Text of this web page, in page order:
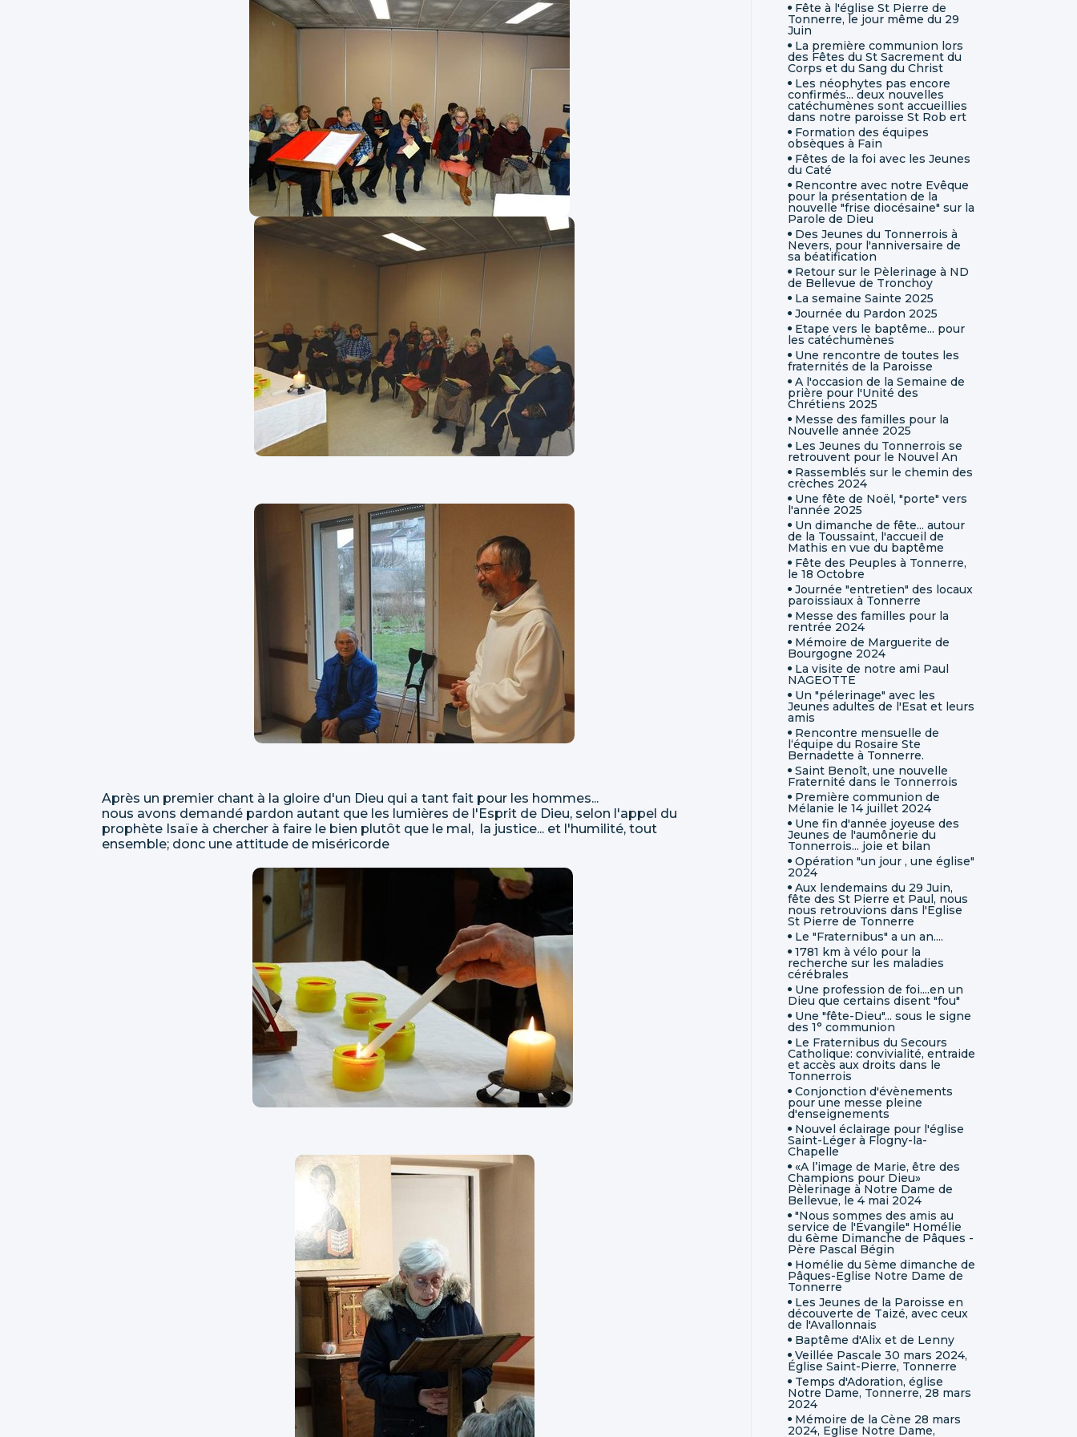
Après un premier chant à la gloire d'un Dieu qui a tant fait pour les hommes...
nous avons demandé pardon autant que les lumières de l'Esprit de Dieu, selon l'appel du
prophète Isaïe à chercher à faire le bien plutôt que le mal, la justice... et l'humilité, tout
ensemble; donc une attitude de miséricorde
Fête à l'église St Pierre de
Tonnerre, le jour même du 29
Juin
La première communion lors
des Fêtes du St Sacrement du
Corps et du Sang du Christ
Les néophytes pas encore
confirmés... deux nouvelles
catéchumènes sont accueillies
dans notre paroisse St Rob ert
Formation des équipes
obsèques à Fain
Fêtes de la foi avec les Jeunes
du Caté
Rencontre avec notre Evêque
pour la présentation de la
nouvelle "frise diocésaine" sur la
Parole de Dieu
Des Jeunes du Tonnerrois à
Nevers, pour l'anniversaire de
sa béatification
Retour sur le Pèlerinage à ND
de Bellevue de Tronchoy
La semaine Sainte 2025
Journée du Pardon 2025
Etape vers le baptême... pour
les catéchumènes
Une rencontre de toutes les
fraternités de la Paroisse
A l'occasion de la Semaine de
prière pour l'Unité des
Chrétiens 2025
Messe des familles pour la
Nouvelle année 2025
Les Jeunes du Tonnerrois se
retrouvent pour le Nouvel An
Rassemblés sur le chemin des
crèches 2024
Une fête de Noël, "porte" vers
l'année 2025
Un dimanche de fête... autour
de la Toussaint, l'accueil de
Mathis en vue du baptême
Fête des Peuples à Tonnerre,
le 18 Octobre
Journée "entretien" des locaux
paroissiaux à Tonnerre
Messe des familles pour la
rentrée 2024
Mémoire de Marguerite de
Bourgogne 2024
La visite de notre ami Paul
NAGEOTTE
Un "pélerinage" avec les
Jeunes adultes de l'Esat et leurs
amis
Rencontre mensuelle de
l‘équipe du Rosaire Ste
Bernadette à Tonnerre.
Saint Benoît, une nouvelle
Fraternité dans le Tonnerrois
Première communion de
Mélanie le 14 juillet 2024
Une fin d'année joyeuse des
Jeunes de l'aumônerie du
Tonnerrois... joie et bilan
Opération "un jour , une église"
2024
Aux lendemains du 29 Juin,
fête des St Pierre et Paul, nous
nous retrouvions dans l'Eglise
St Pierre de Tonnerre
Le "Fraternibus" a un an....
1781 km à vélo pour la
recherche sur les maladies
cérébrales
Une profession de foi....en un
Dieu que certains disent "fou"
Une "fête-Dieu"... sous le signe
des 1° communion
Le Fraternibus du Secours
Catholique: convivialité, entraide
et accès aux droits dans le
Tonnerrois
Conjonction d'évènements
pour une messe pleine
d'enseignements
Nouvel éclairage pour l'église
Saint-Léger à Flogny-la-
Chapelle
«A l’image de Marie, être des
Champions pour Dieu»
Pèlerinage à Notre Dame de
Bellevue, le 4 mai 2024
"Nous sommes des amis au
service de l'Évangile" Homélie
du 6ème Dimanche de Pâques -
Père Pascal Bégin
Homélie du 5ème dimanche de
Pâques-Eglise Notre Dame de
Tonnerre
Les Jeunes de la Paroisse en
découverte de Taizé, avec ceux
de l'Avallonnais
Baptême d'Alix et de Lenny
Veillée Pascale 30 mars 2024,
Église Saint-Pierre, Tonnerre
Temps d'Adoration, église
Notre Dame, Tonnerre, 28 mars
2024
Mémoire de la Cène 28 mars
2024, Eglise Notre Dame,